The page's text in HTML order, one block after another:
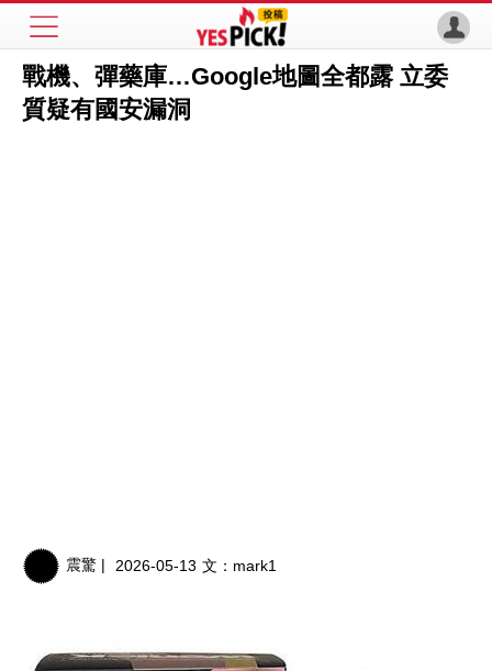
戰機、彈藥庫…Google地圖全都露 立委
質疑有國安漏洞
震驚 | 2026-05-13 文： mark1